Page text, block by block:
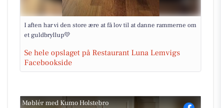
I aften har vi den store ære at få lov til at danne rammerne om
et guldbryllup💛
Se hele opslaget på Restaurant Luna Lemvigs
Facebookside
Møblér med Kumo Holstebro